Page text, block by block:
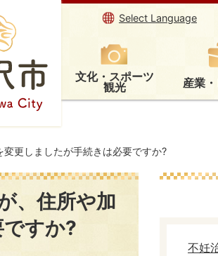
Select Language
文化・スポーツ
観光 産業
更しましたが手続きは必要ですか?
、住所や加
すか?
不妊